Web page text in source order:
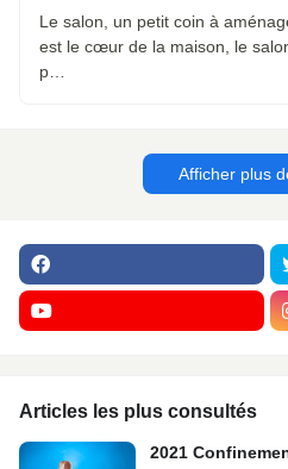
Le salon, un petit coin à
est le cœur de la maison, le
p…
Afficher plus
Articles les plus consultés
2021